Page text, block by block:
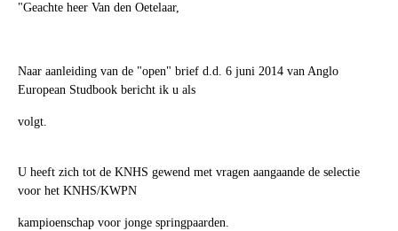
"Geachte heer Van den Oetelaar,
Naar aanleiding van de "open" brief d.d. 6 juni 2014 van Anglo
European Studbook bericht ik u als
volgt.
U heeft zich tot de KNHS gewend met vragen aangaande de selectie
voor het KNHS/KWPN
kampioenschap voor jonge springpaarden.